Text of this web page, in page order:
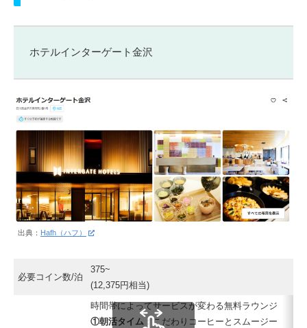
ホテルインターゲート金沢
出典： Hafh（ハフ）
必要コイン数/泊
375~
(12,375円相当)
時間帯によってサービスが変わる無料ラウンジ
①朝活タイム ：こだわりコーヒーとスムージー